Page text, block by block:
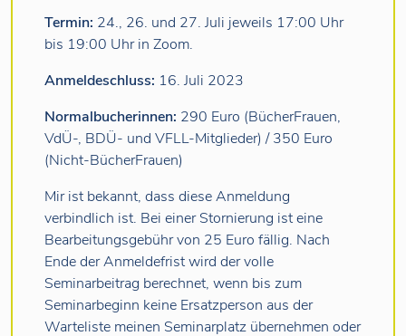
Termin: 24., 26. und 27. Juli jeweils 17:00 Uhr
bis 19:00 Uhr in Zoom.
Anmeldeschluss: 16. Juli 2023
Normalbucherinnen: 290 Euro (BücherFrauen,
VdÜ-, BDÜ- und VFLL-Mitglieder) / 350 Euro
(Nicht-BücherFrauen)
Mir ist bekannt, dass diese Anmeldung
verbindlich ist. Bei einer Stornierung ist eine
Bearbeitungsgebühr von 25 Euro fällig. Nach
Ende der Anmeldefrist wird der volle
Seminarbeitrag berechnet, wenn bis zum
Seminarbeginn keine Ersatzperson aus der
Warteliste meinen Seminarplatz übernehmen oder